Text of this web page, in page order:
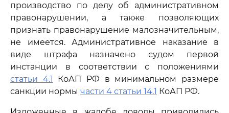
производство по делу об административном
правонарушении, а также позволяющих
признать правонарушение малозначительным,
не имеется. Административное наказание в
виде штрафа назначено судом первой
инстанции в соответствии с положениями
статьи 4.1 КоАП РФ в минимальном размере
санкции нормы части 4 статьи 14.1 КоАП РФ.